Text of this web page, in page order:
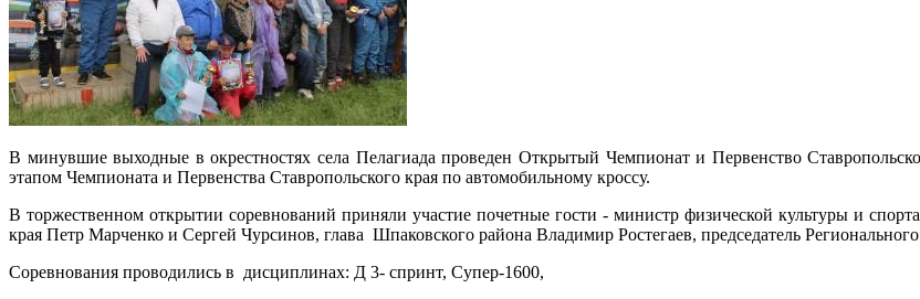
В минувшие выходные в окрестностях села Пелагиада проведен Открытый Чемпионат и Первенство
этапом Чемпионата и Первенства Ставропольского края по автомобильному кроссу.
В торжественном открытии соревнований приняли участие почетные гости - министр физической культуры и
края Петр Марченко и Сергей Чурсинов, глава Шпаковского района Владимир Ростегаев, председатель
Соревнования проводились в дисциплинах: Д 3- спринт, Супер-1600,